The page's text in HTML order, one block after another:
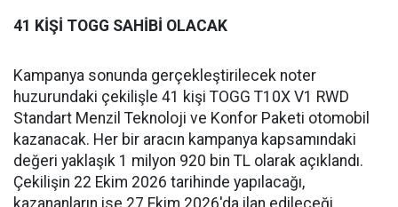
41 KİŞİ TOGG SAHİBİ OLACAK
Kampanya sonunda gerçekleştirilecek noter
huzurundaki çekilişle 41 kişi TOGG T10X V1 RWD
Standart Menzil Teknoloji ve Konfor Paketi otomobil
kazanacak. Her bir aracın kampanya kapsamındaki
değeri yaklaşık 1 milyon 920 bin TL olarak açıklandı.
Çekilişin 22 Ekim 2026 tarihinde yapılacağı,
kazananların ise 27 Ekim 2026'da ilan edileceği